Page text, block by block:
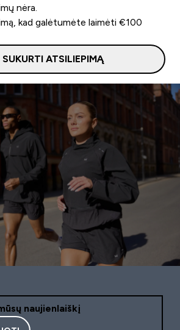
nėra.
kad galėtumėte laimėti €100
SUKURTI ATSILIEPIMĄ
naujienlaiškį